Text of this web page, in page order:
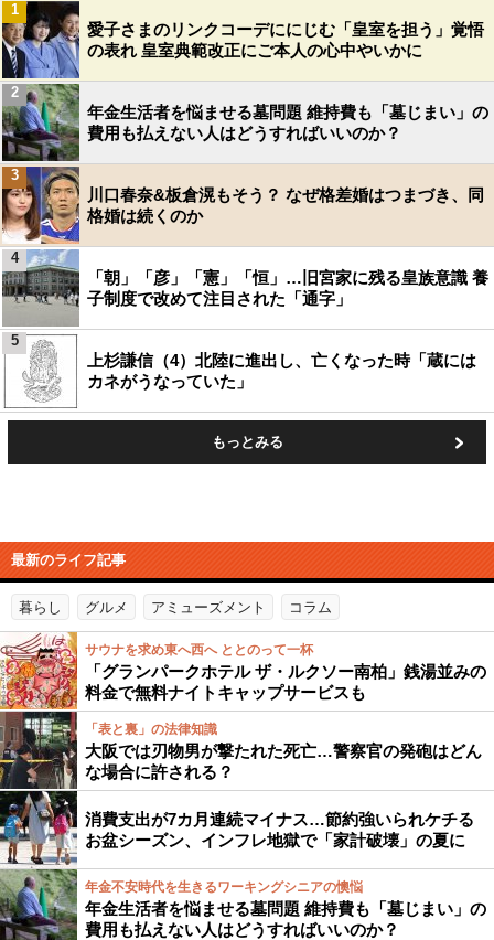
愛子さまのリンクコーデににじむ「皇室を担う」覚悟
の表れ 皇室典範改正にご本人の心中やいかに
1
年金生活者を悩ませる墓問題 維持費も「墓じまい」の
費用も払えない人はどうすればいいのか？
2
川口春奈&板倉滉もそう？ なぜ格差婚はつまづき、同
格婚は続くのか
3
「朝」「彦」「憲」「恒」…旧宮家に残る皇族意識 養
子制度で改めて注目された「通字」
4
上杉謙信（4）北陸に進出し、亡くなった時「蔵には
カネがうなっていた」
5
もっとみる
最新のライフ記事
暮らし グルメ アミューズメント コラム
サウナを求め東へ西へ ととのって一杯
「グランパークホテル ザ・ルクソー南柏」銭湯並みの
料金で無料ナイトキャップサービスも
「表と裏」の法律知識
大阪では刃物男が撃たれた死亡…警察官の発砲はどん
な場合に許される？
消費支出が7カ月連続マイナス…節約強いられケチる
お盆シーズン、インフレ地獄で「家計破壊」の夏に
年金不安時代を生きるワーキングシニアの懊悩
年金生活者を悩ませる墓問題 維持費も「墓じまい」の
費用も払えない人はどうすればいいのか？